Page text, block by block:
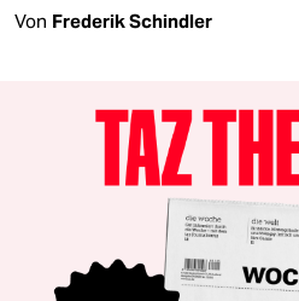
Von Frederik Schindler